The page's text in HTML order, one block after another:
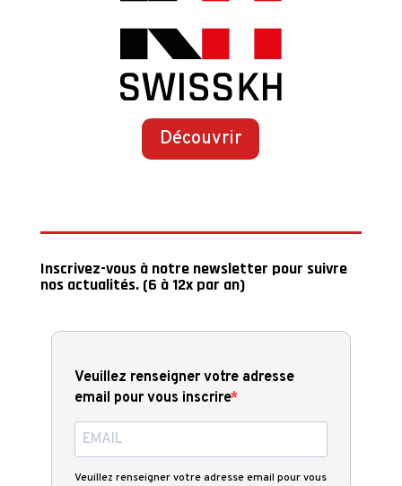
Découvrir
Inscrivez-vous à notre newsletter pour suivre
nos actualités. (6 à 12x par an)
Veuillez renseigner votre adresse
email pour vous inscrire
Veuillez renseigner votre adresse email pour vous